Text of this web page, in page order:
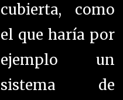
cubierta, como
el que haría por
ejemplo un
sistema de